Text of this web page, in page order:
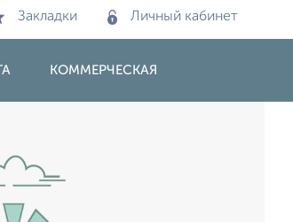
Закладки Личный кабинет
КОММЕРЧЕСКАЯ